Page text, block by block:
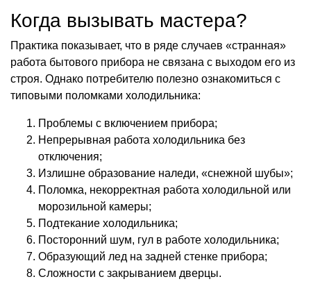
Когда вызывать мастера?
Практика показывает, что в ряде случаев «странная»
работа бытового прибора не связана с выходом его из
строя. Однако потребителю полезно ознакомиться с
типовыми поломками холодильника:
Проблемы с включением прибора;
Непрерывная работа холодильника без
отключения;
Излишне образование наледи, «снежной шубы»;
Поломка, некорректная работа холодильной или
морозильной камеры;
Подтекание холодильника;
Посторонний шум, гул в работе холодильника;
Образующий лед на задней стенке прибора;
Сложности с закрыванием дверцы.